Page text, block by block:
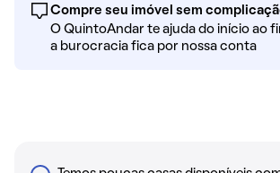
Compre seu imóvel sem
O QuintoAndar te ajuda do início ao
a burocracia fica por nossa conta